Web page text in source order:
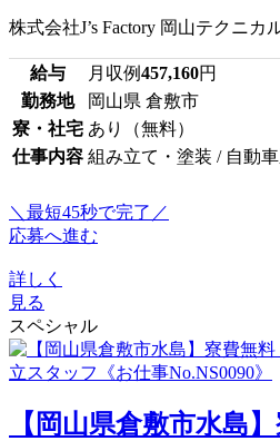
株式会社J’s Factory 岡山テクニカ
給与 月収例457,160円
勤務地
岡山県 倉敷市
寮・社宅 あり（無料）
仕事内容 組み立て・塗装 / 自動
＼最短45秒で完了／
応募へ進む
詳しく
見る
スペシャル
【岡山県倉敷市水島